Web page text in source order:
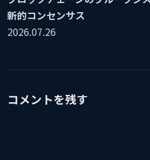
新的コンセンサス
2026.07.26
コメントを残す